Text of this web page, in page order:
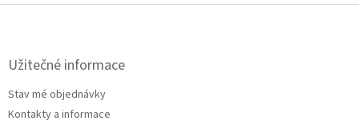
Z
Užitečné informace
Stav mé objednávky
Kontakty a informace